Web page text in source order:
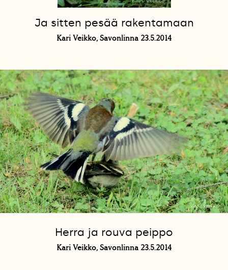
Ja sitten pesää rakentamaan
Kari Veikko, Savonlinna 23.5.2014
Herra ja rouva peippo
Kari Veikko, Savonlinna 23.5.2014